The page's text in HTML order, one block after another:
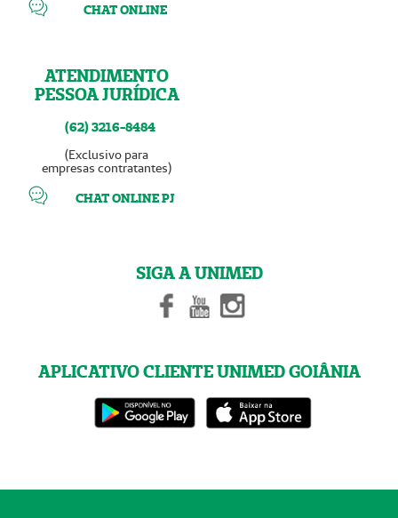
CHAT ONLINE
ATENDIMENTO
PESSOA JURÍDICA
(62) 3216-8484
(Exclusivo para
empresas contratantes)
CHAT ONLINE PJ
SIGA A UNIMED
APLICATIVO CLIENTE UNIMED GOIÂNIA